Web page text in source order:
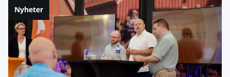
Nyheter